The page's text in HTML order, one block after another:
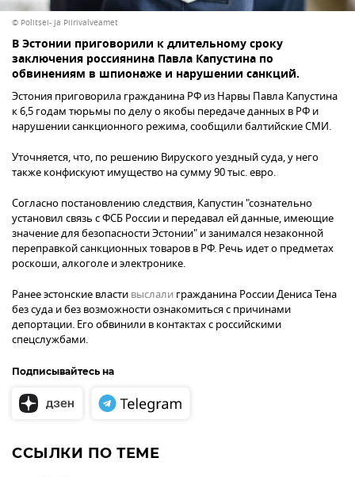
© Politsei- ja Piirivalveamet
В Эстонии приговорили к длительному сроку
заключения россиянина Павла Капустина по
обвинениям в шпионаже и нарушении санкций.
Эстония приговорила гражданина РФ из Нарвы Павла Капустина
к 6,5 годам тюрьмы по делу о якобы передаче данных в РФ и
нарушении санкционного режима, сообщили балтийские СМИ.
Уточняется, что, по решению Вируского уездный суда, у него
также конфискуют имущество на сумму 90 тыс. евро.
Согласно постановлению следствия, Капустин "сознательно
установил связь с ФСБ России и передавал ей данные, имеющие
значение для безопасности Эстонии" и занимался незаконной
переправкой санкционных товаров в РФ. Речь идет о предметах
роскоши, алкоголе и электронике.
Ранее эстонские власти выслали гражданина России Дениса Тена
без суда и без возможности ознакомиться с причинами
депортации. Его обвинили в контактах с российскими
спецслужбами.
Подписывайтесь на
ССЫЛКИ ПО ТЕМЕ